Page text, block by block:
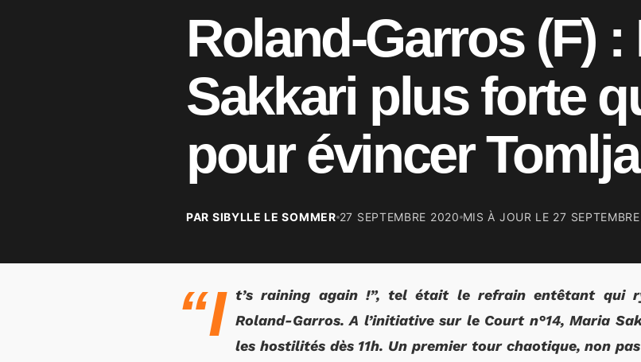
Roland-Garros (F) :
Sakkari plus forte
pour évincer
PAR SIBYLLE LE SOMMER 27 SEPTEMBRE 2020 MIS À JOUR LE 27
“I
t’s raining again !”, tel était le refrain entêtant qui
Roland-Garros. A l’initiative sur le Court n°14, Maria
les hostilités dès 11h. Un premier tour chaotique, non